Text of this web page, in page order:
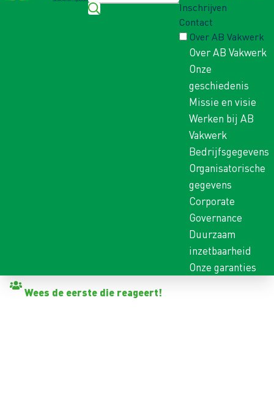
Inschrijven
Contact
Over AB Vakwerk
Over AB Vakwerk
Onze
geschiedenis
Missie en visie
Werken bij AB
Vakwerk
Bedrijfsgegevens
Organisatorische
gegevens
Corporate
Governance
Duurzaam
inzetbaarheid
Onze garanties
Wees de eerste die reageert!